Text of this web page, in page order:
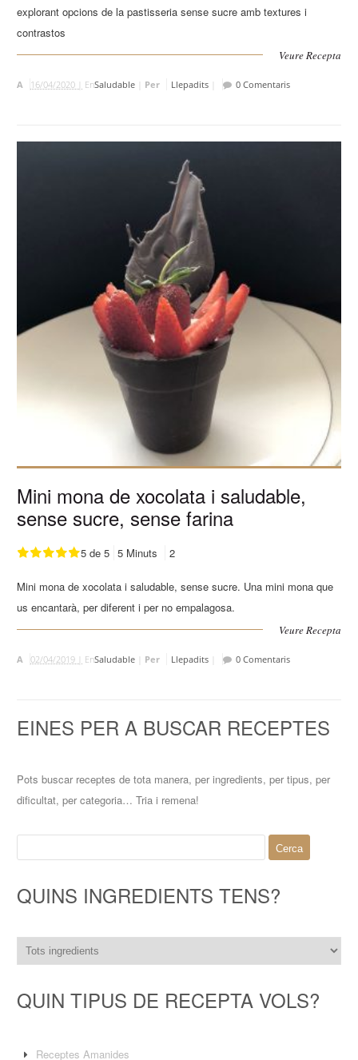
explorant opcions de la pastisseria sense sucre amb textures i
contrastos
Veure Recepta
A 16/04/2020 | EnSaludable Per Llepadits 0 Comentaris
Mini mona de xocolata i saludable,
sense sucre, sense farina
5 de 5 5 Minuts 2
Mini mona de xocolata i saludable, sense sucre. Una mini mona que
us encantarà, per diferent i per no empalagosa.
Veure Recepta
A 02/04/2019 | EnSaludable Per Llepadits 0 Comentaris
EINES PER A BUSCAR RECEPTES
Pots buscar receptes de tota manera, per ingredients, per tipus, per
dificultat, per categoria… Tria i remena!
QUINS INGREDIENTS TENS?
QUIN TIPUS DE RECEPTA VOLS?
Receptes Amanides